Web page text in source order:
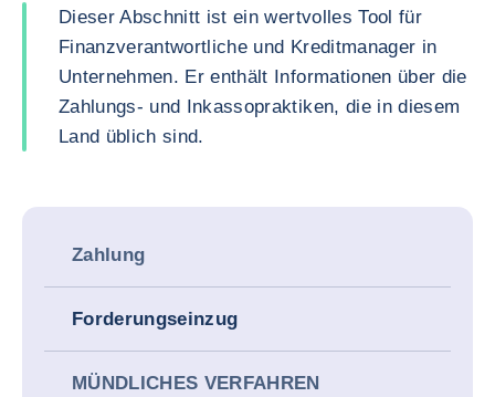
Dieser Abschnitt ist ein wertvolles Tool für
Finanzverantwortliche und Kreditmanager in
Unternehmen. Er enthält Informationen über die
Zahlungs- und Inkassopraktiken, die in diesem
Land üblich sind.
Zahlung
Forderungseinzug
MÜNDLICHES VERFAHREN